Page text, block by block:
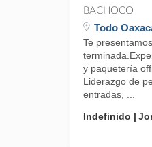
BACHOCO
Todo
Te
y paquetería
Liderazgo de
entradas, ...
Indefinido